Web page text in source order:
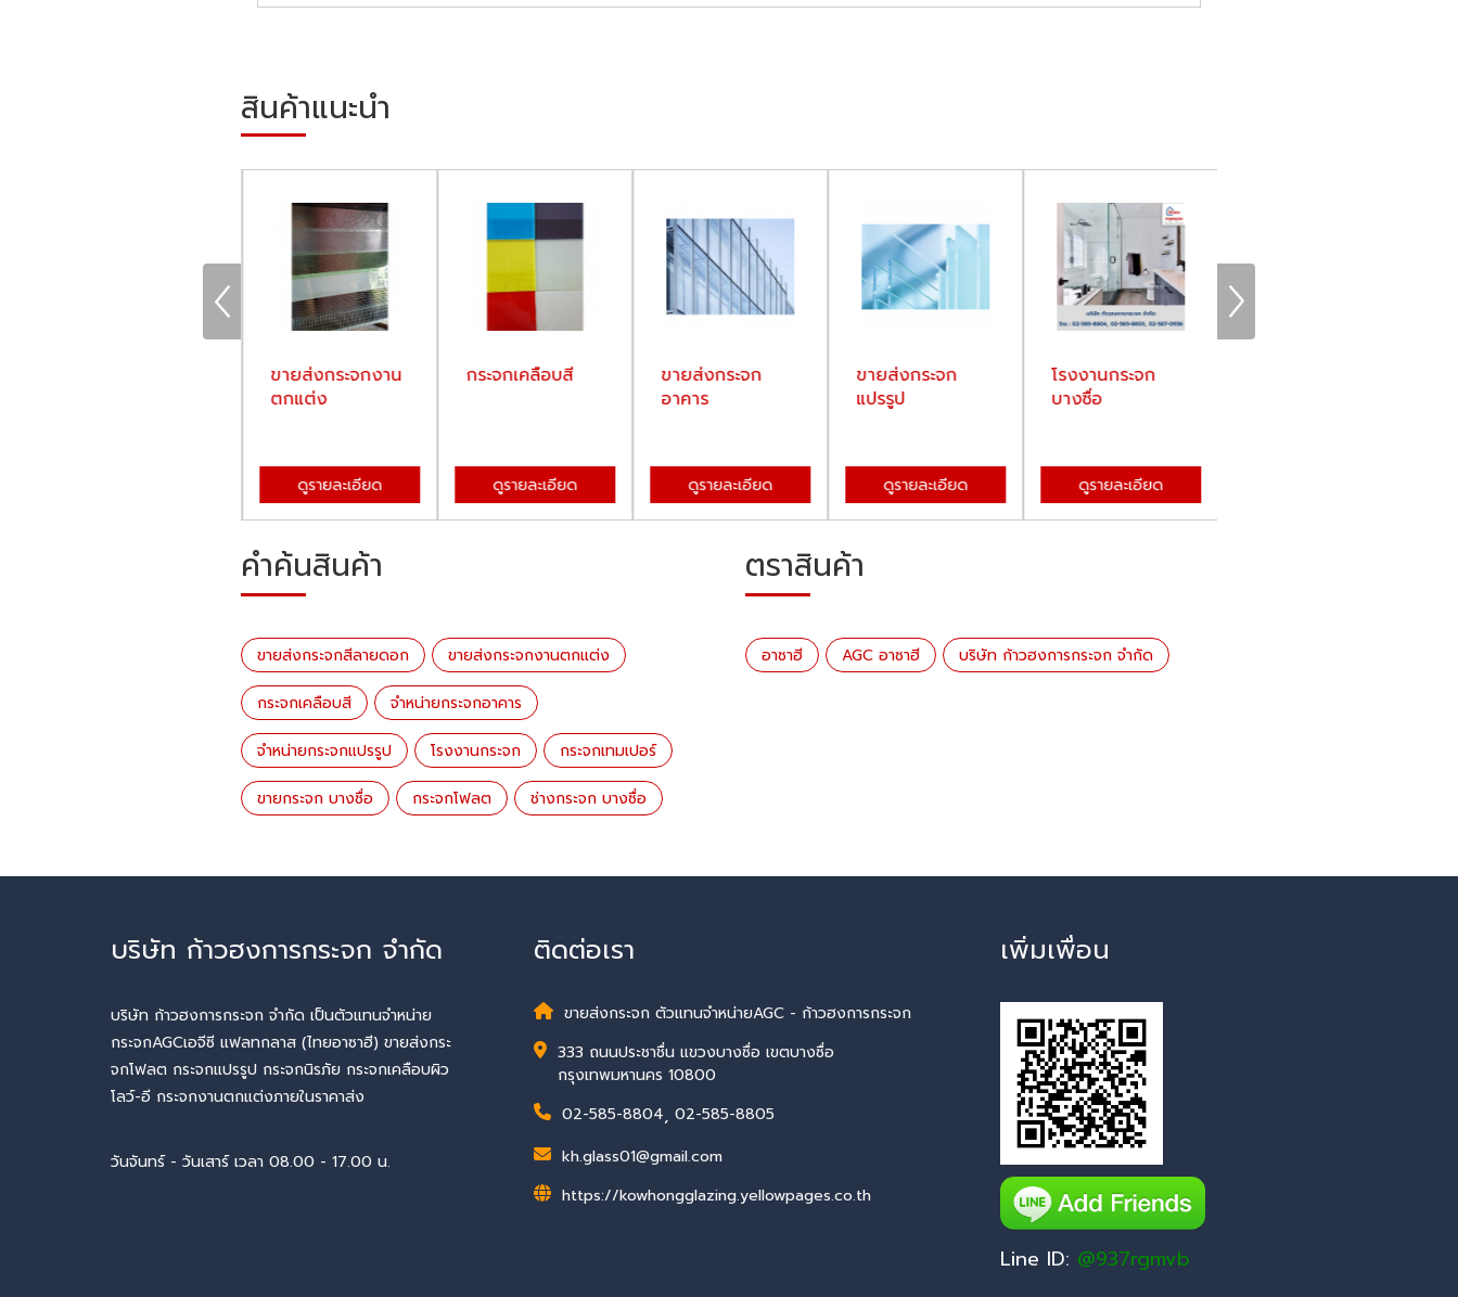
สินค้าแนะนำ
​​​​​​​ขายส่งกระจกงาน
ตกแต่ง
ดูรายละเอียด
กระจกเคลือบสี
ดูรายละเอียด
ขายส่งกระจก
อาคาร
ดูรายละเอียด
ขายส่งกระจก
แปรรูป
ดูรายละเอียด
โรงงานกระจก
บางซื่อ
ดูรายละเอียด
คำค้นสินค้า
ขายส่งกระจกสีลายดอก ​​​​​​​ขายส่งกระจกงานตกแต่ง
กระจกเคลือบสี จำหน่ายกระจกอาคาร
จำหน่ายกระจกแปรรูป โรงงานกระจก กระจกเทมเปอร์
ขายกระจก บางซื่อ กระจกโฟลต ช่างกระจก บางซื่อ
ตราสินค้า
อาซาฮี AGC อาซาฮี บริษัท ก้าวฮงการกระจก จำกัด
บริษัท ก้าวฮงการกระจก จำกัด
บริษัท ก้าวฮงการกระจก จำกัด เป็นตัวแทนจำหน่าย
กระจกAGCเอจีซี แฟลทกลาส (ไทยอาซาฮี) ขายส่งกระ
จกโฟลต กระจกแปรรูป กระจกนิรภัย กระจกเคลือบผิว
โลว์-อี กระจกงานตกแต่งภายในราคาส่ง
วันจันทร์ - วันเสาร์ เวลา 08.00 - 17.00 น.
ติดต่อเรา
ขายส่งกระจก ตัวแทนจำหน่ายAGC - ก้าวฮงการกระจก
333 ถนนประชาชื่น แขวงบางซื่อ เขตบางซื่อ
กรุงเทพมหานคร 10800
02-585-8804, 02-585-8805
kh.glass01@gmail.com
https://kowhongglazing.yellowpages.co.th
เพิ่มเพื่อน
Line ID: @937rgmvb